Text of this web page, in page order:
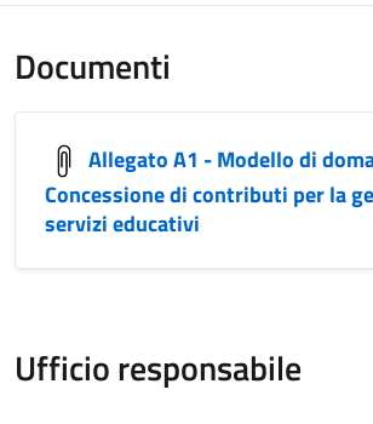
Documenti
Allegato A1 - Modello di
Concessione di contributi per la
servizi educativi
Ufficio responsabile